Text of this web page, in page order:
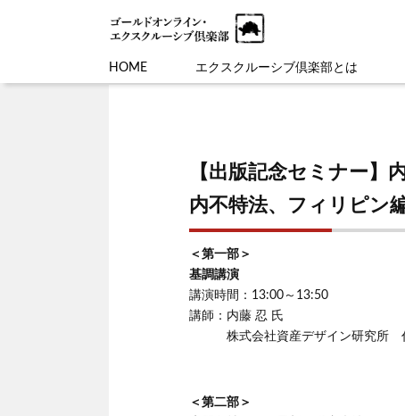
HOME エクスクルーシブ倶楽部とは
【出版記念セミナー】
内不特法、フィリピン
＜第一部＞
基調講演
講演時間：13:00～13:50
講師：内藤 忍 氏
株式会社資産デザイン研究所
＜第二部＞